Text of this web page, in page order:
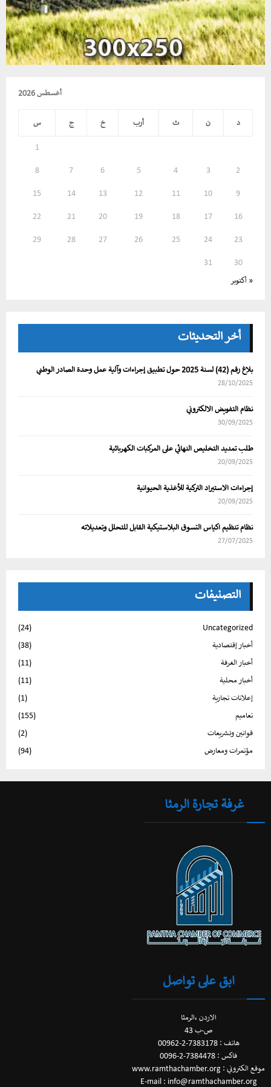
أغسطس 2026
د ن ث أرب خ ج س
1
2
3
4
5
6
7
8
9
10
11
12
13
14
15
16
17
18
19
20
21
22
23
24
25
26
27
28
29
30
31
« أكتوبر
أخر التحديثات
بلاغ رقم (42) لسنة 2025 حول تطبيق إجراءات وآلية عمل وحدة الصادر الوطني
28/10/2025
نظام التفويض الالكتروني
30/09/2025
طلب تمديد التخليص النهائي على المركبات الكهربائية
20/09/2025
إجراءات الاستيراد التركية للأغذية الحيوانية
20/09/2025
نظام تنظيم اكياس التسوق البلاستيكية القابل للتحلل وتعديلاته
27/07/2025
التصنيفات
Uncategorized
(24)
أخبار إقتصادية
(38)
أخبار الغرفة
(11)
أخبار محلية
(11)
إعلانات تجارية
(1)
تعاميم
(155)
قوانين وتشريعات
(2)
مؤتمرات ومعارض
(94)
غرفة تجارة الرمثا
ابق على تواصل
الاردن ،الرمثا
ص-ب 43
هاتف : 7383178-2-00962
فاكس : 7384478-2-0096
موقع الكتروني : www.ramthachamber.org
E-mail : info@ramthachamber.org